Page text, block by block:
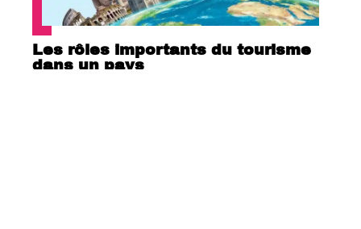
Les rôles importants du tourisme
dans un pays